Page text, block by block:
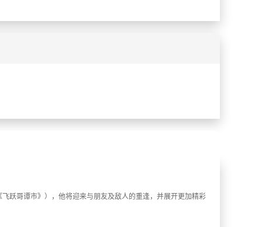
跃哥谭市》），他将迎来与朋友及敌人的重逢，并展开更加精彩